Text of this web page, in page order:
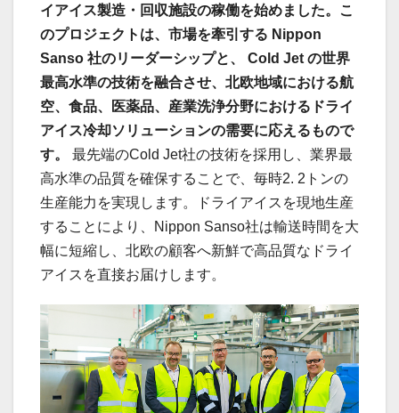
イアイス製造・回収施設の稼働を始めました。こ
のプロジェクトは、市場を牽引する Nippon
Sanso 社のリーダーシップと、 Cold Jet の世界
最高水準の技術を融合させ、北欧地域における航
空、食品、医薬品、産業洗浄分野におけるドライ
アイス冷却ソリューションの需要に応えるもので
す。 最先端のCold Jet社の技術を採用し、業界最
高水準の品質を確保することで、毎時2. 2トンの
生産能力を実現します。ドライアイスを現地生産
することにより、Nippon Sanso社は輸送時間を大
幅に短縮し、北欧の顧客へ新鮮で高品質なドライ
アイスを直接お届けします。